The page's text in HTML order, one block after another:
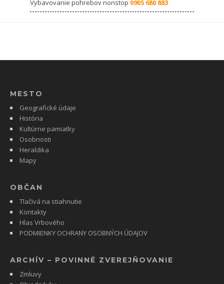
Vybavovanie pohrebov nonstop 0905 680 883
MESTO
Geografické údaje
História
Kultúrne pamiatky
Osobnosti
Heraldika
Mapy
OBČAN
Tlačivá na stiahnutie
Kontakty
Hlas Vrbového
PODMIENKY OCHRANY OSOBNÝCH ÚDAJOV
ARCHÍV – POVINNÉ ZVEREJŇOVANIE
Zmluvy